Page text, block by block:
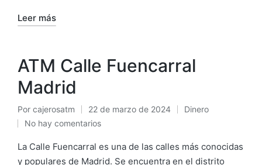
Leer más
ATM Calle Fuencarral
Madrid
Publicado
por
Por cajerosatm 22 de marzo de 2024
Publicado
Dinero
No hay comentarios
La Calle Fuencarral es una de las calles más conocidas
y populares de Madrid. Se encuentra en el distrito